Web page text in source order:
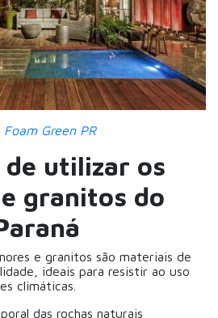
Foam Green PR
de utilizar os
granitos do
e granitos são materiais de
ideais para resistir ao uso
climáticas.
das rochas naturais